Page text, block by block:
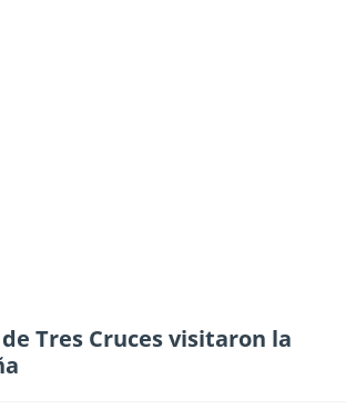
Tres Cruces visitaron la